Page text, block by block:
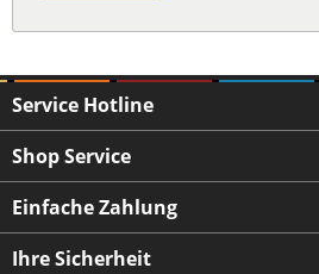
Service Hotline
Shop Service
Einfache Zahlung
Ihre Sicherheit